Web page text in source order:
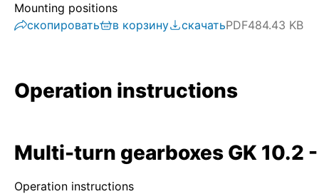
Mounting positions
скопировать
в корзину скачатьPDF484.43 KB
Operation instructions
Multi-turn gearboxes GK 10.2
Operation instructions